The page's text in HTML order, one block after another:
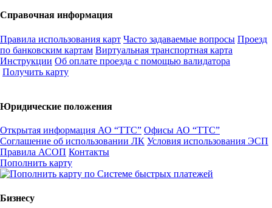
Справочная информация
Правила использования карт Часто задаваемые вопросы Проезд
по банковским картам Виртуальная транспортная карта
Инструкции Об оплате проезда с помощью валидатора
Получить карту
Юридические положения
Открытая информация АО “ТТС” Офисы АО “ТТС”
Соглашение об использовании ЛК Условия использования ЭСП
Правила АСОП Контакты
Пополнить карту
Бизнесу